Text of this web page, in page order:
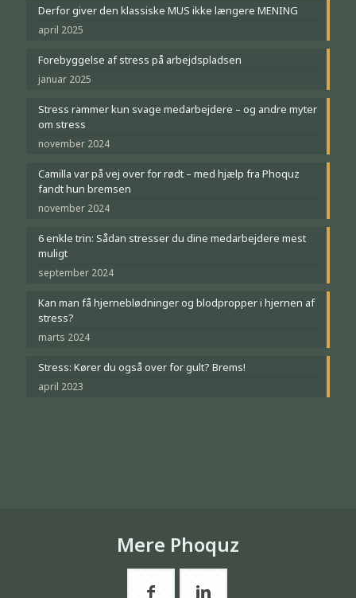
Derfor giver den klassiske MUS ikke længere MENING
april 2025
Forebyggelse af stress på arbejdspladsen
januar 2025
Stress rammer kun svage medarbejdere – og andre myter
om stress
november 2024
Camilla var på vej over for rødt – med hjælp fra Phoquz
fandt hun bremsen
november 2024
6 enkle trin: Sådan stresser du dine medarbejdere mest
muligt
september 2024
Kan man få hjerneblødninger og blodpropper i hjernen af
stress?
marts 2024
Stress: Kører du også over for gult? Brems!
april 2023
Mere Phoquz